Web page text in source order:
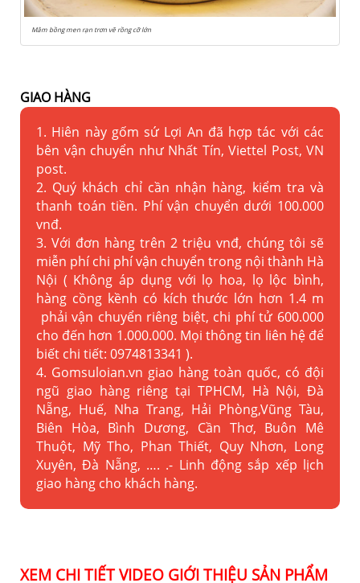
Mâm bồng men rạn trơn vẽ rồng cỡ lớn
GIAO HÀNG
1. Hiên này gốm sứ Lợi An đã hợp tác với các
bên vận chuyển như Nhất Tín, Viettel Post, VN
post.
2. Quý khách chỉ cần nhận hàng, kiểm tra và
thanh toán tiền. Phí vận chuyển dưới 100.000
vnđ.
3. Với đơn hàng trên 2 triệu vnđ, chúng tôi sẽ
miễn phí chi phí vận chuyển trong nội thành Hà
Nội ( Không áp dụng với lọ hoa, lọ lộc bình,
hàng cồng kềnh có kích thước lớn hơn 1.4 m
phải vận chuyển riêng biệt, chi phí tử 600.000
cho đến hơn 1.000.000. Mọi thông tin liên hệ để
biết chi tiết: 0974813341 ).
4. Gomsuloian.vn giao hàng toàn quốc, có đội
ngũ giao hàng riêng tại TPHCM, Hà Nội, Đà
Nẵng, Huế, Nha Trang, Hải Phòng,Vũng Tàu,
Biên Hòa, Bình Dương, Cần Thơ, Buôn Mê
Thuột, Mỹ Tho, Phan Thiết, Quy Nhơn, Long
Xuyên, Đà Nẵng, …. .- Linh động sắp xếp lịch
giao hàng cho khách hàng.
XEM CHI TIẾT VIDEO GIỚI THIỆU SẢN PHẨM